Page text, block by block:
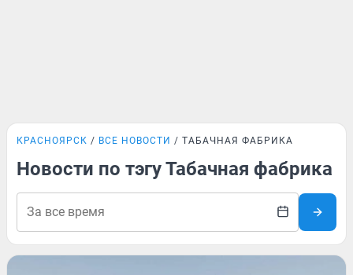
КРАСНОЯРСК ВСЕ НОВОСТИ ТАБАЧНАЯ ФАБРИКА
Новости по тэгу Табачная фабрика